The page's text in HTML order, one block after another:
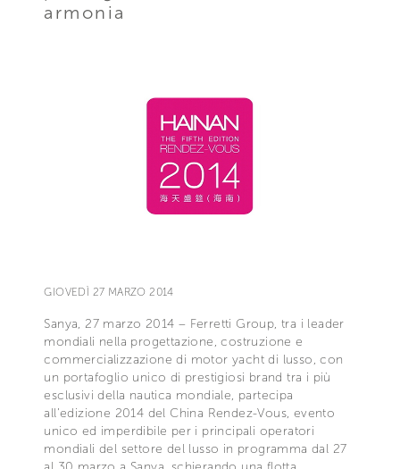
armonia
GIOVEDÌ 27 MARZO 2014
Sanya, 27 marzo 2014 – Ferretti Group, tra i leader
mondiali nella progettazione, costruzione e
commercializzazione di motor yacht di lusso, con
un portafoglio unico di prestigiosi brand tra i più
esclusivi della nautica mondiale, partecipa
all’edizione 2014 del China Rendez-Vous, evento
unico ed imperdibile per i principali operatori
mondiali del settore del lusso in programma dal 27